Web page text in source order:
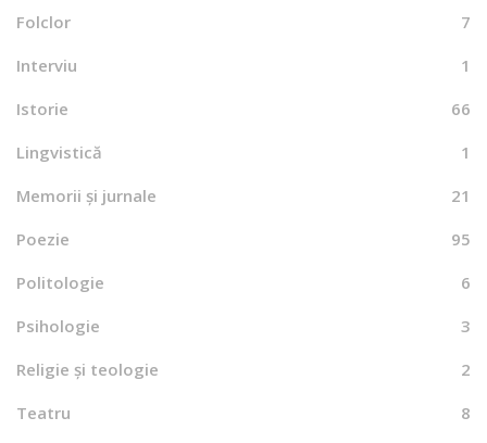
Folclor
7
Interviu
1
Istorie
66
Lingvistică
1
Memorii și jurnale
21
Poezie
95
Politologie
6
Psihologie
3
Religie și teologie
2
Teatru
8